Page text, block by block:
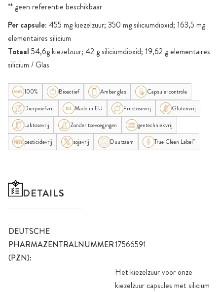
** geen referentie beschikbaar
Per capsule: 455 mg kiezelzuur; 350 mg siliciumdioxid; 163,5 mg
elementaires silicium
Totaal 54,6g kiezelzuur; 42 g siliciumdioxid; 19,62 g elementaires
silicium / Glas
100% Bioactief Amber glas
Capsule-controle
Dierproefvrij
Made in EU Fructosevrij
Glutenvrij
Laktosevrij
Zonder toevoegingen
gentechniekvrij
pesticidevrij
sojavrij Duurzaam True Clean Label"
DETAILS
DEUTSCHE
PHARMAZENTRALNUMMER
(PZN):
17566591
Het kiezelzuur voor onze
kiezelzuur capsules met silicium